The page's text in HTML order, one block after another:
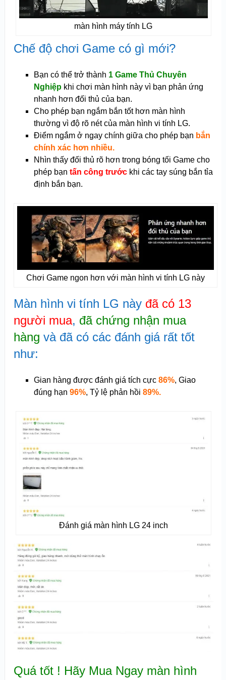
màn hình máy tính LG
Chế độ chơi Game có gì mới?
Bạn có thể trở thành 1 Game Thủ Chuyên
Nghiệpkhi chơi màn hình này vì bạn phản ứng
nhanh hơn đối thủ của bạn.
Cho phép bạn ngắm bắn tốt hơn màn hình
thường vì độ rõ nét của màn hình vi tính LG.
Điểm ngắm ở ngay chính giữa cho phép bạn bắn
chính xác hơn nhiều.
Nhìn thấy đối thủ rõ hơn trong bóng tối Game cho
phép bạn tấn công trướckhi các tay súng bắn tỉa
định bắn bạn.
Chơi Game ngon hơn với màn hình vi tính LG này
Màn hình vi tính LG này đã có 13
người mua, đã chứng nhận mua
hàng và đã có các đánh giá rất tốt
như:
Gian hàng được đánh giá tích cực86%, Giao
đúng hạn 96%, Tỷ lệ phản hồi 89%.
Đánh giá màn hình LG 24 inch
Quá tốt ! Hãy Mua Ngay màn hình